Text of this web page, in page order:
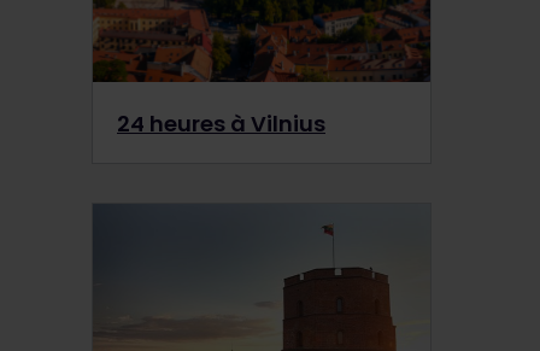
24 heures à Vilnius